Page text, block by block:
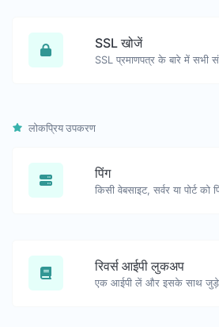
SSL खोजें
लोकप्रिय उपकरण
पिंग
रिवर्स आईपी लुकअप